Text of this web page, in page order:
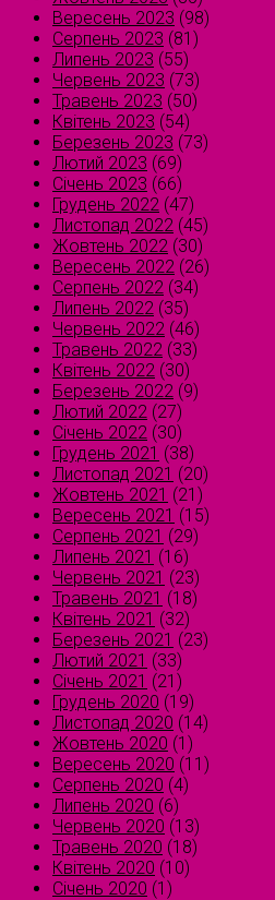
Вересень 2023 (98)
Серпень 2023 (81)
Липень 2023 (55)
Червень 2023 (73)
Травень 2023 (50)
Квітень 2023 (54)
Березень 2023 (73)
Лютий 2023 (69)
Січень 2023 (66)
Грудень 2022 (47)
Листопад 2022 (45)
Жовтень 2022 (30)
Вересень 2022 (26)
Серпень 2022 (34)
Липень 2022 (35)
Червень 2022 (46)
Травень 2022 (33)
Квітень 2022 (30)
Березень 2022 (9)
Лютий 2022 (27)
Січень 2022 (30)
Грудень 2021 (38)
Листопад 2021 (20)
Жовтень 2021 (21)
Вересень 2021 (15)
Серпень 2021 (29)
Липень 2021 (16)
Червень 2021 (23)
Травень 2021 (18)
Квітень 2021 (32)
Березень 2021 (23)
Лютий 2021 (33)
Січень 2021 (21)
Грудень 2020 (19)
Листопад 2020 (14)
Жовтень 2020 (1)
Вересень 2020 (11)
Серпень 2020 (4)
Липень 2020 (6)
Червень 2020 (13)
Травень 2020 (18)
Квітень 2020 (10)
Січень 2020 (1)